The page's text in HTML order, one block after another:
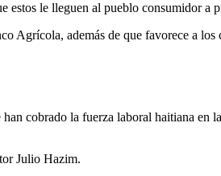
estos le lleguen al pueblo consumidor a
Agrícola, además de que favorece a los
cobrado la fuerza laboral haitiana en
Julio Hazim.